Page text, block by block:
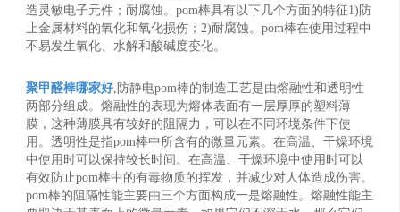
造灵敏电子元件；耐腐蚀。pom棒具有以下几个方面的特征1)防
止金属材料的氧化和氧化损伤；2)耐腐蚀。pom棒在使用过程中
不易发生氧化、水解和酸碱度变化。
聚甲醛棒哪家好,防静电pom棒的制造工艺是由熔融性和透明性
两部分组成。熔融性的表现为熔体表面有一层厚厚的塑料薄
膜，这种薄膜具有较好的阻隔力，可以在不同环境条件下使
用。透明性是指pom棒中所含有的微量元素。在高温、干燥环境
中使用时可以保持较长时间。在高温、干燥环境中使用时可以
有效防止pom棒中的有毒物质的挥发，并减少对人体造成伤害。
pom棒的阻隔性能主要由三个方面构成一是熔融性。熔融性能主